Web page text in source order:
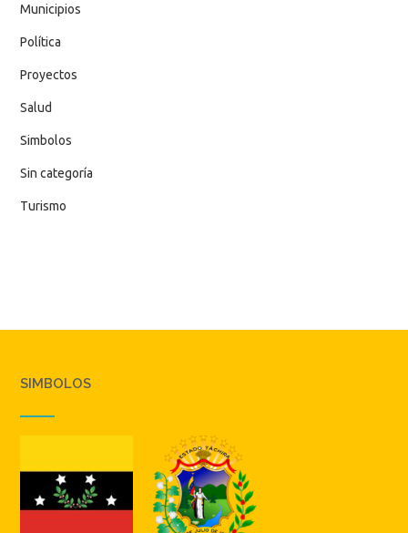
Municipios
Política
Proyectos
Salud
Simbolos
Sin categoría
Turismo
SIMBOLOS